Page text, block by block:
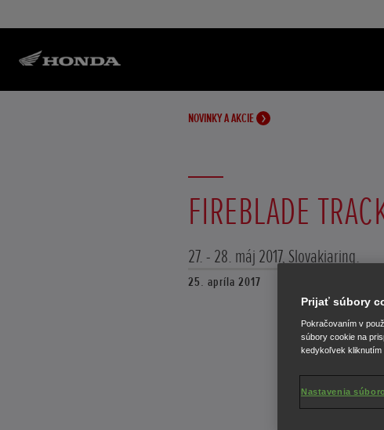
NOVINKY A AKCIE
FIREBLADE
27. - 28. máj 2017, Slovakiaring.
25. apríla 2017
Prijať súbory
Pokračovaním v
súbory cookie na
kedykoľvek kliknutím
Nastavenia